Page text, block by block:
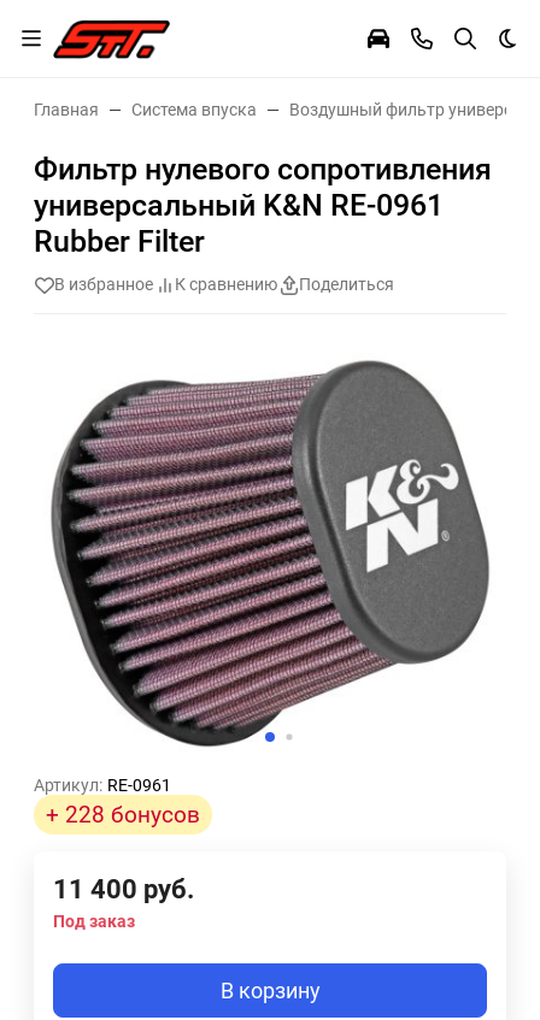
Главная Система впуска Воздушный фильтр
Фильтр нулевого сопротивления
универсальный K&N RE-0961
Rubber Filter
В избранное К сравнению Поделиться
Артикул: RE-0961
+ 228 бонусов
11 400 руб.
Под заказ
В корзину